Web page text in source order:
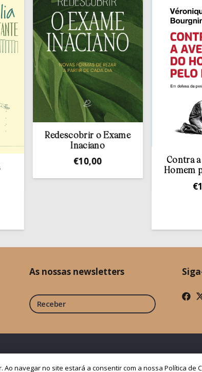
Redescobrir o Exame
Contra a aversão
Homem pelo
As nossas newsletters
Receber
navegar no site estará a consentir com a nossa Política de